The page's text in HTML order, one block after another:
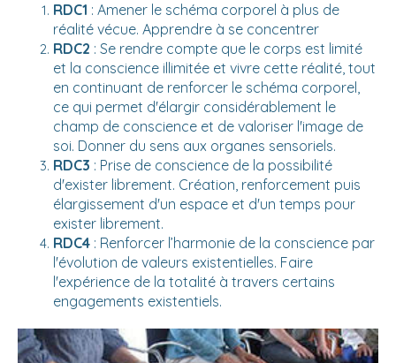
RDC1 : Amener le schéma corporel à plus de
réalité vécue. Apprendre à se concentrer
RDC2 : Se rendre compte que le corps est limité
et la conscience illimitée et vivre cette réalité, tout
en continuant de renforcer le schéma corporel,
ce qui permet d'élargir considérablement le
champ de conscience et de valoriser l'image de
soi. Donner du sens aux organes sensoriels.
RDC3 : Prise de conscience de la possibilité
d'exister librement. Création, renforcement puis
élargissement d'un espace et d'un temps pour
exister librement.
RDC4 : Renforcer l’harmonie de la conscience par
l'évolution de valeurs existentielles. Faire
l'expérience de la totalité à travers certains
engagements existentiels.